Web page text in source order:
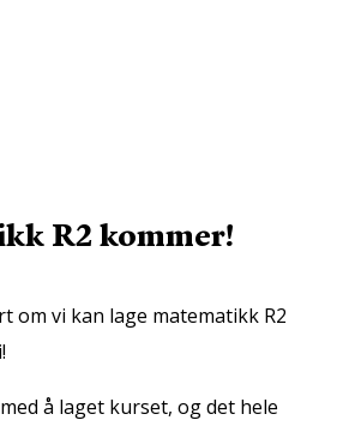
R2 kommer!
om vi kan lage matematikk R2
å laget kurset, og det hele